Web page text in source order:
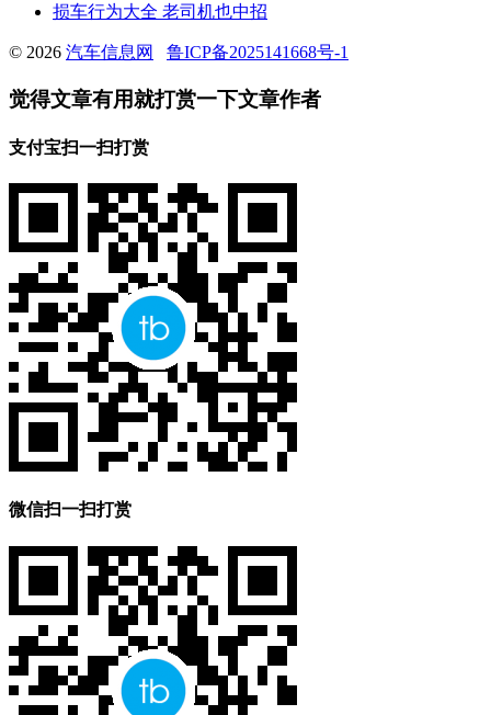
损车行为大全 老司机也中招
© 2026 汽车信息网 鲁ICP备2025141668号-1
觉得文章有用就打赏一下文章作者
支付宝扫一扫打赏
微信扫一扫打赏